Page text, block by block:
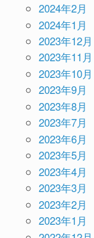
2024年2月
2024年1月
2023年12月
2023年11月
2023年10月
2023年9月
2023年8月
2023年7月
2023年6月
2023年5月
2023年4月
2023年3月
2023年2月
2023年1月